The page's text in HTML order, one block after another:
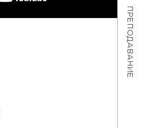
ПРЕПОДАВАНИЕ